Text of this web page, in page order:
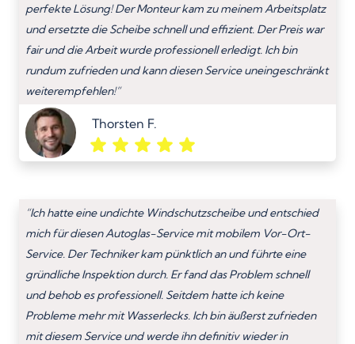
perfekte Lösung! Der Monteur kam zu meinem Arbeitsplatz
und ersetzte die Scheibe schnell und effizient. Der Preis war
fair und die Arbeit wurde professionell erledigt. Ich bin
rundum zufrieden und kann diesen Service uneingeschränkt
weiterempfehlen!”
Thorsten F.
“Ich hatte eine undichte Windschutzscheibe und entschied
mich für diesen Autoglas-Service mit mobilem Vor-Ort-
Service. Der Techniker kam pünktlich an und führte eine
gründliche Inspektion durch. Er fand das Problem schnell
und behob es professionell. Seitdem hatte ich keine
Probleme mehr mit Wasserlecks. Ich bin äußerst zufrieden
mit diesem Service und werde ihn definitiv wieder in